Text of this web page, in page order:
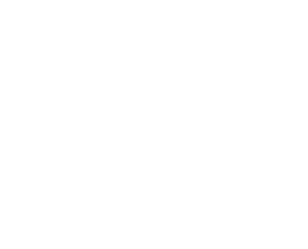
Id
Olahraga Yang